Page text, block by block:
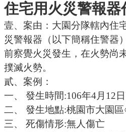
住宅用火災警報器
壹、案由：大園分隊轄內住
災警報器（以下簡稱住警器
前察覺火災發生，在火勢尚
撲滅火勢。
貳、案例：
一、 發生時間:106年4月 12 日
二、 發生地點:桃園市大園
三、 死傷情形:無人傷亡